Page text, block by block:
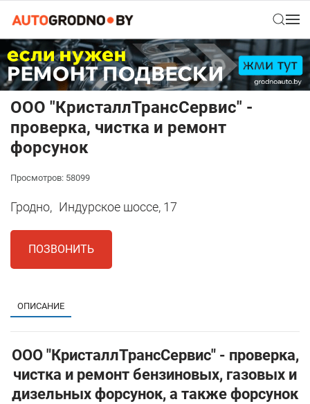
ООО "КристаллТрансСервис" -
проверка, чистка и ремонт
форсунок
Просмотров: 58099
Гродно, Индурское шоссе, 17
ПОЗВОНИТЬ
ОПИСАНИЕ
ООО "КристаллТрансСервис" - проверка,
чистка и ремонт бензиновых, газовых и
дизельных форсунок, а также форсунок